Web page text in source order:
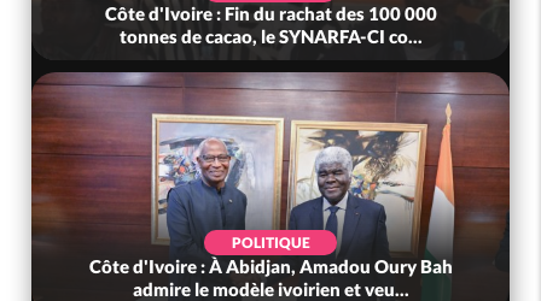
Côte d'Ivoire : Fin du rachat des 100 000
tonnes de cacao, le SYNARFA-CI co...
POLITIQUE
Côte d'Ivoire : À Abidjan, Amadou Oury Bah
admire le modèle ivoirien et veu...